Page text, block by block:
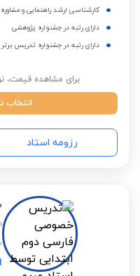
کارشناسی ارشد راهنمایی و مشاوره
دارای رتبه در جشنواره پژوهشی
دارای رتبه در جشنواره تدریس برتر
برای مشاهده قیمت،
انتخاب
رزومه استاد